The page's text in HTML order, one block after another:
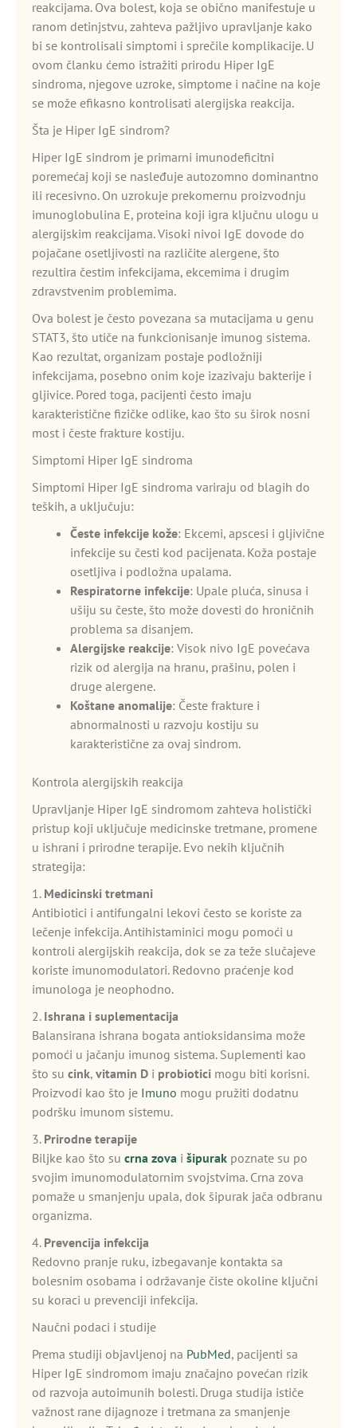
reakcijama. Ova bolest, koja se obično manifestuje u
ranom detinjstvu, zahteva pažljivo upravljanje kako
bi se kontrolisali simptomi i sprečile komplikacije. U
ovom članku ćemo istražiti prirodu Hiper IgE
sindroma, njegove uzroke, simptome i načine na koje
se može efikasno kontrolisati alergijska reakcija.
Šta je Hiper IgE sindrom?
Hiper IgE sindrom je primarni imunodeficitni
poremećaj koji se nasleđuje autozomno dominantno
ili recesivno. On uzrokuje prekomernu proizvodnju
imunoglobulina E, proteina koji igra ključnu ulogu u
alergijskim reakcijama. Visoki nivoi IgE dovode do
pojačane osetljivosti na različite alergene, što
rezultira čestim infekcijama, ekcemima i drugim
zdravstvenim problemima.
Ova bolest je često povezana sa mutacijama u genu
STAT3, što utiče na funkcionisanje imunog sistema.
Kao rezultat, organizam postaje podložniji
infekcijama, posebno onim koje izazivaju bakterije i
gljivice. Pored toga, pacijenti često imaju
karakteristične fizičke odlike, kao što su širok nosni
most i česte frakture kostiju.
Simptomi Hiper IgE sindroma
Simptomi Hiper IgE sindroma variraju od blagih do
teških, a uključuju:
Česte infekcije kože: Ekcemi, apscesi i gljivične
infekcije su česti kod pacijenata. Koža postaje
osetljiva i podložna upalama.
Respiratorne infekcije: Upale pluća, sinusa i
ušiju su česte, što može dovesti do hroničnih
problema sa disanjem.
Alergijske reakcije: Visok nivo IgE povećava
rizik od alergija na hranu, prašinu, polen i
druge alergene.
Koštane anomalije: Česte frakture i
abnormalnosti u razvoju kostiju su
karakteristične za ovaj sindrom.
Kontrola alergijskih reakcija
Upravljanje Hiper IgE sindromom zahteva holistički
pristup koji uključuje medicinske tretmane, promene
u ishrani i prirodne terapije. Evo nekih ključnih
strategija:
1. Medicinski tretmani
Antibiotici i antifungalni lekovi često se koriste za
lečenje infekcija. Antihistaminici mogu pomoći u
kontroli alergijskih reakcija, dok se za teže slučajeve
koriste imunomodulatori. Redovno praćenje kod
imunologa je neophodno.
2. Ishrana i suplementacija
Balansirana ishrana bogata antioksidansima može
pomoći u jačanju imunog sistema. Suplementi kao
što su cink, vitamin D i probiotici mogu biti korisni.
Proizvodi kao što je Imuno mogu pružiti dodatnu
podršku imunom sistemu.
3. Prirodne terapije
Biljke kao što su crna zova i šipurak poznate su po
svojim imunomodulatornim svojstvima. Crna zova
pomaže u smanjenju upala, dok šipurak jača odbranu
organizma.
4. Prevencija infekcija
Redovno pranje ruku, izbegavanje kontakta sa
bolesnim osobama i održavanje čiste okoline ključni
su koraci u prevenciji infekcija.
Naučni podaci i studije
Prema studiji objavljenoj na PubMed, pacijenti sa
Hiper IgE sindromom imaju značajno povećan rizik
od razvoja autoimunih bolesti. Druga studija ističe
važnost rane dijagnoze i tretmana za smanjenje